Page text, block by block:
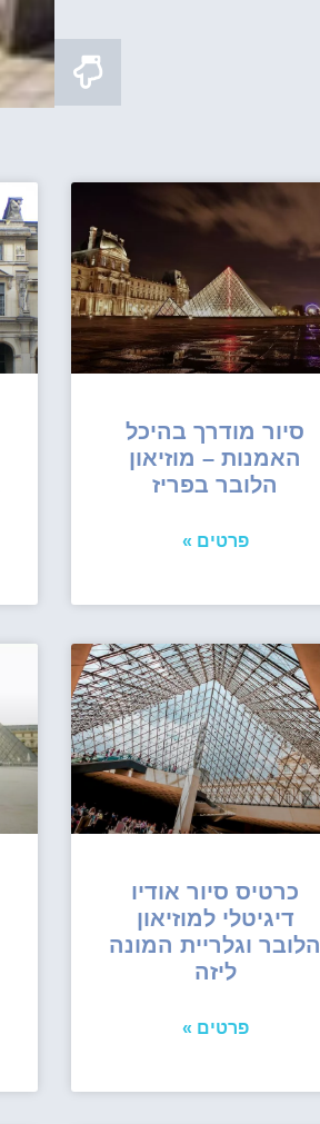
סיור מודרך בהיכל
האמנות – מוזיאון
הלובר בפריז
פרטים »
כרטיס סיור אודיו
דיגיטלי למוזיאון
הלובר וגלריית המונה
ליזה
פרטים »